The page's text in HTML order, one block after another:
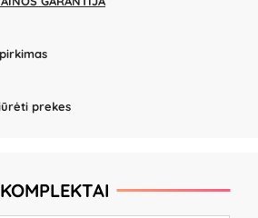
prekes
KOMPLEKTAI